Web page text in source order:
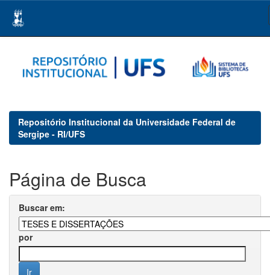
navigation
Repositório Institucional da Universidade Federal de
Sergipe - RI/UFS
Página de Busca
Buscar em:
por